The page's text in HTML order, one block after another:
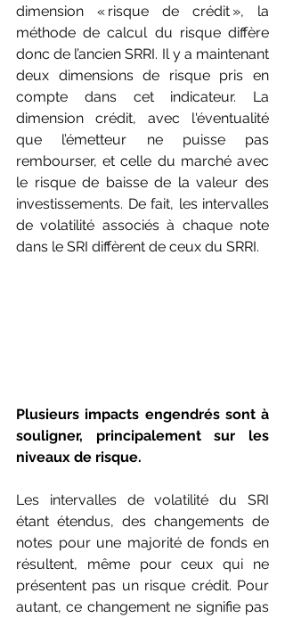
dimension « risque de crédit », la
méthode de calcul du risque diffère
donc de l’ancien SRRI. Il y a maintenant
deux dimensions de risque pris en
compte dans cet indicateur. La
dimension crédit, avec l'éventualité
que l’émetteur ne puisse pas
rembourser, et celle du marché avec
le risque de baisse de la valeur des
investissements. De fait, les intervalles
de volatilité associés à chaque note
dans le SRI diffèrent de ceux du SRRI.
Plusieurs impacts engendrés sont à
souligner, principalement sur les
niveaux de risque.
Les intervalles de volatilité du SRI
étant étendus, des changements de
notes pour une majorité de fonds en
résultent, même pour ceux qui ne
présentent pas un risque crédit. Pour
autant, ce changement ne signifie pas